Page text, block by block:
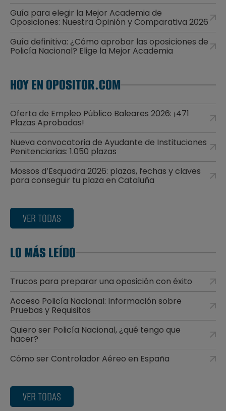
Guía para elegir la Mejor Academia de
Oposiciones: Nuestra Opinión y Comparativa 2026
Guía definitiva: ¿Cómo aprobar las oposiciones de
Policía Nacional? Elige la Mejor Academia
HOY EN OPOSITOR.COM
Oferta de Empleo Público Baleares 2026: ¡471
Plazas Aprobadas!
Nueva convocatoria de Ayudante de Instituciones
Penitenciarias: 1.050 plazas
Mossos d’Esquadra 2026: plazas, fechas y claves
para conseguir tu plaza en Cataluña
VER TODAS
LO MÁS LEÍDO
Trucos para preparar una oposición con éxito
Acceso Policía Nacional: Información sobre
Pruebas y Requisitos
Quiero ser Policía Nacional, ¿qué tengo que
hacer?
Cómo ser Controlador Aéreo en España
VER TODAS